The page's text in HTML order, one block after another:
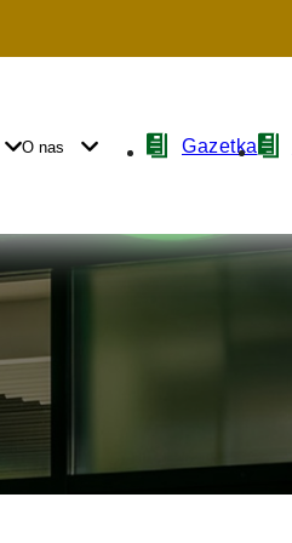
O nas
NawigacjaGazetka